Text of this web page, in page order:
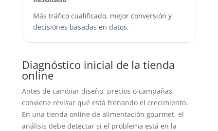
Más tráfico cualificado, mejor conversión y
decisiones basadas en datos.
Diagnóstico inicial de la tienda
online
Antes de cambiar diseño, precios o campañas,
conviene revisar qué está frenando el crecimiento.
En una tienda online de alimentación gourmet, el
análisis debe detectar si el problema está en la